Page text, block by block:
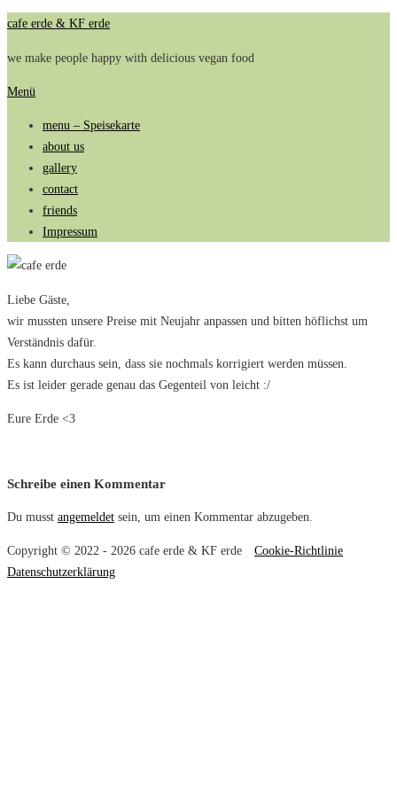
Zum
springen
cafe erde & KF erde
we make people happy with delicious vegan food
Menü
menu – Speisekarte
about us
gallery
contact
friends
Impressum
Liebe Gäste,
wir mussten unsere Preise mit Neujahr anpassen und bitten höflichst um
Verständnis dafür.
Es kann durchaus sein, dass sie nochmals korrigiert werden müssen.
Es ist leider gerade genau das Gegenteil von leicht :/
Eure Erde <3
Schreibe einen Kommentar
Du musst angemeldet sein, um einen Kommentar abzugeben.
Copyright © 2022 - 2026 cafe erde & KF erde Cookie-Richtlinie
Datenschutzerklärung